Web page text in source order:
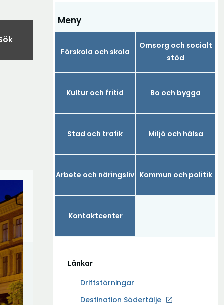
Meny
Förskola och skola
Omsorg och socialt
stöd
Kultur och fritid Bo och bygga
Stad och trafik Miljö och hälsa
Arbete och näringsliv Kommun och politik
Kontaktcenter
Länkar
Driftstörningar
Destination Södertälje
Ö